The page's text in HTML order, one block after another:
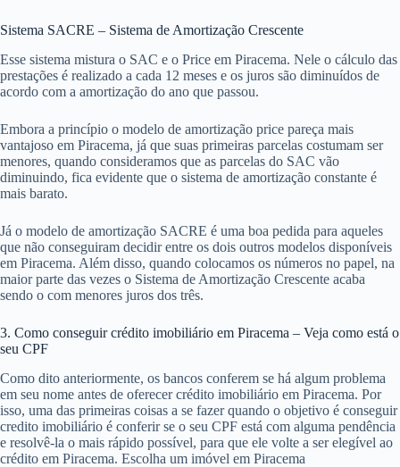
Sistema SACRE – Sistema de Amortização Crescente
Esse sistema mistura o SAC e o Price em Piracema. Nele o cálculo das
prestações é realizado a cada 12 meses e os juros são diminuídos de
acordo com a amortização do ano que passou.
Embora a princípio o modelo de amortização price pareça mais
vantajoso em Piracema, já que suas primeiras parcelas costumam ser
menores, quando consideramos que as parcelas do SAC vão
diminuindo, fica evidente que o sistema de amortização constante é
mais barato.
Já o modelo de amortização SACRE é uma boa pedida para aqueles
que não conseguiram decidir entre os dois outros modelos disponíveis
em Piracema. Além disso, quando colocamos os números no papel, na
maior parte das vezes o Sistema de Amortização Crescente acaba
sendo o com menores juros dos três.
3. Como conseguir crédito imobiliário em Piracema – Veja como está o
seu CPF
Como dito anteriormente, os bancos conferem se há algum problema
em seu nome antes de oferecer crédito imobiliário em Piracema. Por
isso, uma das primeiras coisas a se fazer quando o objetivo é conseguir
credito imobiliário é conferir se o seu CPF está com alguma pendência
e resolvê-la o mais rápido possível, para que ele volte a ser elegível ao
crédito em Piracema. Escolha um imóvel em Piracema